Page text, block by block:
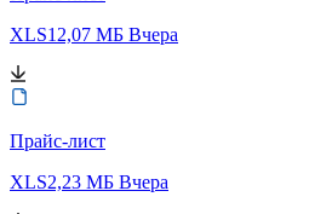
XLS12,07 МБ Вчера
Прайс-лист
XLS2,23 МБ Вчера